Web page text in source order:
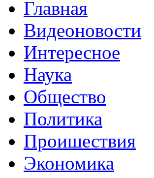
Главная
Видеоновости
Интересное
Наука
Общество
Политика
Проишествия
Экономика